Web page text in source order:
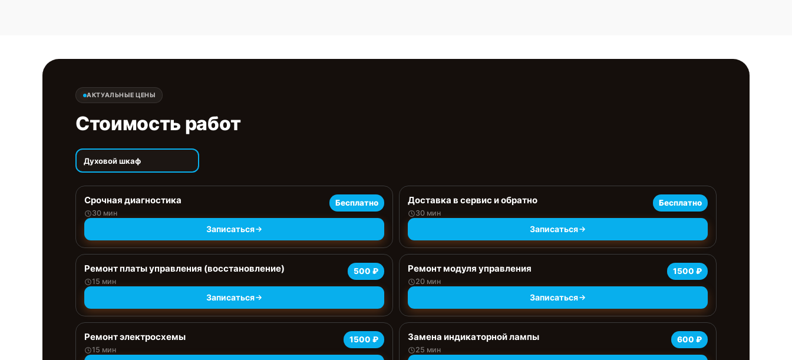
АКТУАЛЬНЫЕ ЦЕНЫ
Стоимость работ
Духовой шкаф
Срочная диагностика
30 мин
Бесплатно
Записаться
Доставка в сервис и обратно
30 мин
Бесплатно
Записаться
Ремонт платы управления (восстановление)
15 мин
500 ₽
Записаться
Ремонт модуля управления
20 мин
1500 ₽
Записаться
Ремонт электросхемы
15 мин
1500 ₽ Замена индикаторной лампы
25 мин
600 ₽